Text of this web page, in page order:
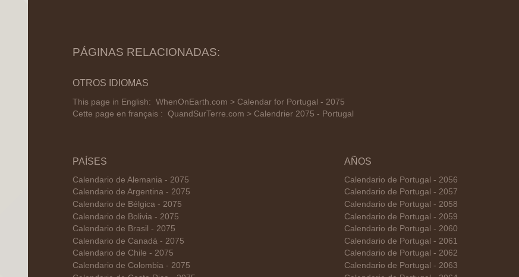
PÁGINAS RELACIONADAS:
OTROS IDIOMAS
This page in English: WhenOnEarth.com > Calendar for Portugal - 2075
Cette page en français : QuandSurTerre.com > Calendrier 2075 - Portugal
PAÍSES
Calendario de Alemania - 2075
Calendario de Argentina - 2075
Calendario de Bélgica - 2075
Calendario de Bolivia - 2075
Calendario de Brasil - 2075
Calendario de Canadá - 2075
Calendario de Chile - 2075
Calendario de Colombia - 2075
AÑOS
Calendario de Portugal - 2056
Calendario de Portugal - 2057
Calendario de Portugal - 2058
Calendario de Portugal - 2059
Calendario de Portugal - 2060
Calendario de Portugal - 2061
Calendario de Portugal - 2062
Calendario de Portugal - 2063